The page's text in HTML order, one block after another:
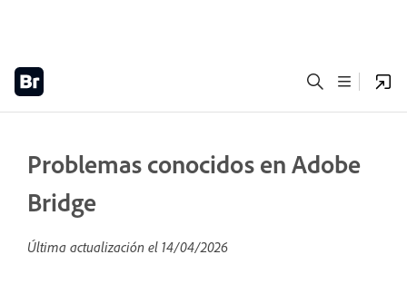
Problemas conocidos en Adobe
Bridge
Última actualización el 14/04/2026